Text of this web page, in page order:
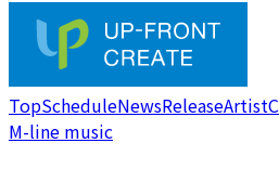
TopScheduleNewsReleaseArtist
M-line music